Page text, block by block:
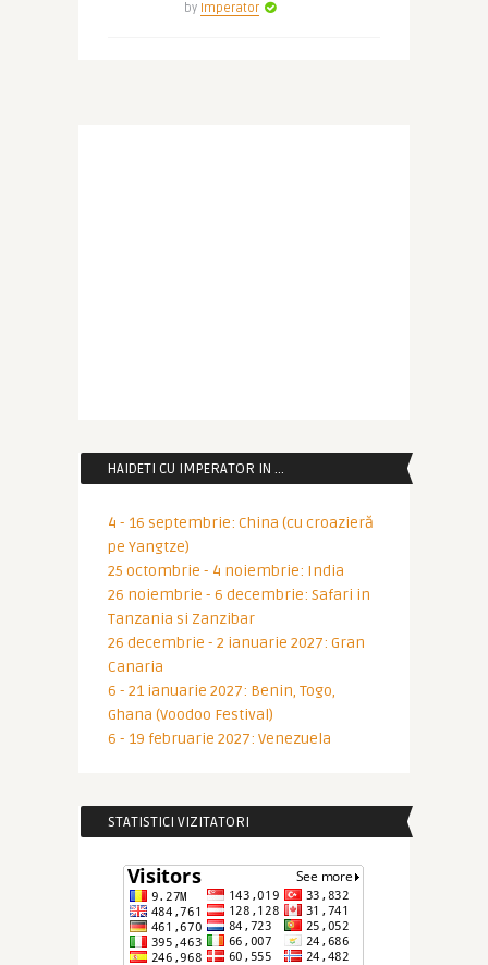
by Imperator
HAIDETI CU IMPERATOR IN …
4 - 16 septembrie: China (cu croazieră
pe Yangtze)
25 octombrie - 4 noiembrie: India
26 noiembrie - 6 decembrie: Safari in
Tanzania si Zanzibar
26 decembrie - 2 ianuarie 2027: Gran
Canaria
6 - 21 ianuarie 2027: Benin, Togo,
Ghana (Voodoo Festival)
6 - 19 februarie 2027: Venezuela
STATISTICI VIZITATORI